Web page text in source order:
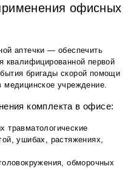
офисных
аптечки — обеспечить
квалифицированной первой
бригады скорой помощи
учреждение.
комплекта в офисе:
травматологические
ушибах, растяжениях,
обморочных